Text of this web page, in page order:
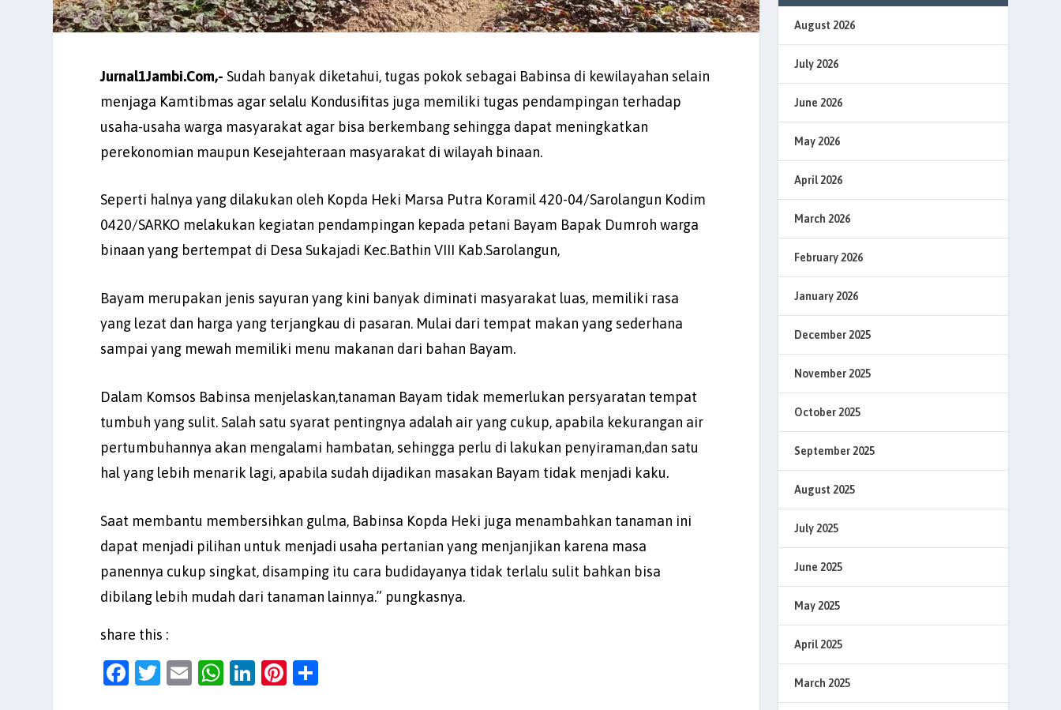
Jurnal1Jambi.Com,- Sudah banyak diketahui, tugas pokok sebagai Babinsa di kewilayahan selain
menjaga Kamtibmas agar selalu Kondusifitas juga memiliki tugas pendampingan terhadap
usaha-usaha warga masyarakat agar bisa berkembang sehingga dapat meningkatkan
perekonomian maupun Kesejahteraan masyarakat di wilayah binaan.
Seperti halnya yang dilakukan oleh Kopda Heki Marsa Putra Koramil 420-04/Sarolangun Kodim
0420/SARKO melakukan kegiatan pendampingan kepada petani Bayam Bapak Dumroh warga
binaan yang bertempat di Desa Sukajadi Kec.Bathin VIII Kab.Sarolangun,
Bayam merupakan jenis sayuran yang kini banyak diminati masyarakat luas, memiliki rasa
yang lezat dan harga yang terjangkau di pasaran. Mulai dari tempat makan yang sederhana
sampai yang mewah memiliki menu makanan dari bahan Bayam.
Dalam Komsos Babinsa menjelaskan,tanaman Bayam tidak memerlukan persyaratan tempat
tumbuh yang sulit. Salah satu syarat pentingnya adalah air yang cukup, apabila kekurangan air
pertumbuhannya akan mengalami hambatan, sehingga perlu di lakukan penyiraman,dan satu
hal yang lebih menarik lagi, apabila sudah dijadikan masakan Bayam tidak menjadi kaku.
Saat membantu membersihkan gulma, Babinsa Kopda Heki juga menambahkan tanaman ini
dapat menjadi pilihan untuk menjadi usaha pertanian yang menjanjikan karena masa
panennya cukup singkat, disamping itu cara budidayanya tidak terlalu sulit bahkan bisa
dibilang lebih mudah dari tanaman lainnya.” pungkasnya.
share this :
F
T
E
W Li
Pi
August 2026
July 2026
June 2026
May 2026
April 2026
March 2026
February 2026
January 2026
December 2025
November 2025
October 2025
September 2025
August 2025
July 2025
June 2025
May 2025
April 2025
March 2025